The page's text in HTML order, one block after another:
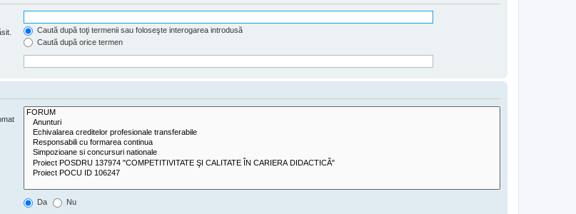
Caută după toţi termenii sau foloseşte interogarea introdusă
Caută după orice termen
Da Nu